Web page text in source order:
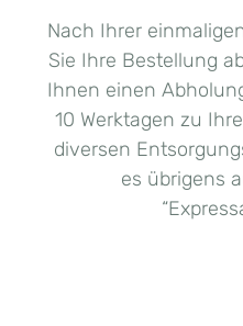
Nach Ihrer
Sie Ihre Bestellung
Ihnen einen
10 Werktagen zu
diversen
es übrigens